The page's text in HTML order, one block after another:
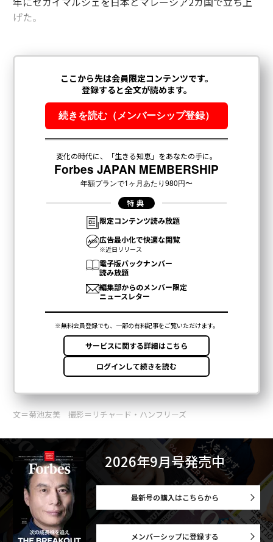
げた。
文＝菊池友美 撮影＝リチャード・ハンフリーズ
2026年9月号発売中
最新号の購入はこちらから
メンバーシップに登録する